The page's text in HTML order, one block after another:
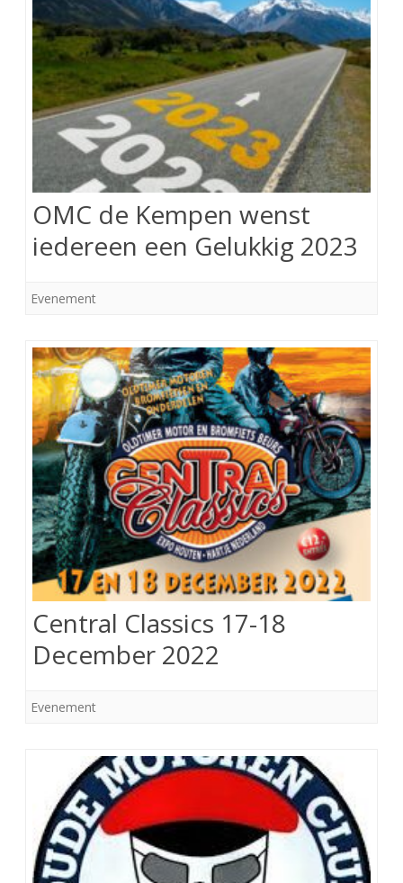
OMC de Kempen wenst
iedereen een Gelukkig 2023
Evenement
Central Classics 17-18
December 2022
Evenement